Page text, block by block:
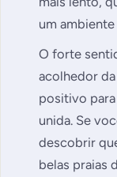
um
O forte
acolhedor
positivo
unida. Se
descobrir
belas praias